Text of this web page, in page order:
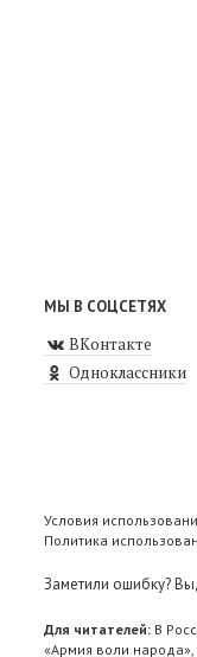
МЫ В СОЦСЕТЯХ
ВКонтакте
Одноклассники
Условия
Политика
Заметили ошибку?
Для читателей: В
«Армия воли